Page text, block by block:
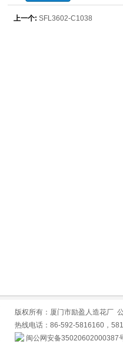
上一个: SFL3602-C1038
版权所有：厦门市励盈人造花厂
热线电话：86-592-5816160，
闽公网安备35020602000387